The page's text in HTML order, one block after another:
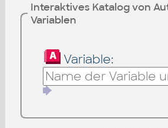
Interaktives Katalog von
Variablen
Variable: